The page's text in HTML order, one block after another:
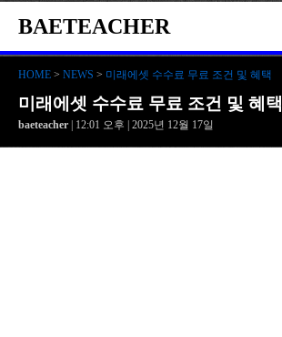
BAETEACHER
HOME > NEWS > 미래에셋 수수료 무료 조건 및 혜택
미래에셋 수수료 무료 조건 및 혜택
baeteacher | 12:01 오후 | 2025년 12월 17일